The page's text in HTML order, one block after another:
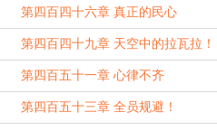
第四百四十六章 真正的民心
第四百四十九章 天空中的拉瓦拉！
第四百五十一章 心律不齐
第四百五十三章 全员规避！